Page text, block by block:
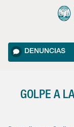
DENUNCIAS
GOLPE A